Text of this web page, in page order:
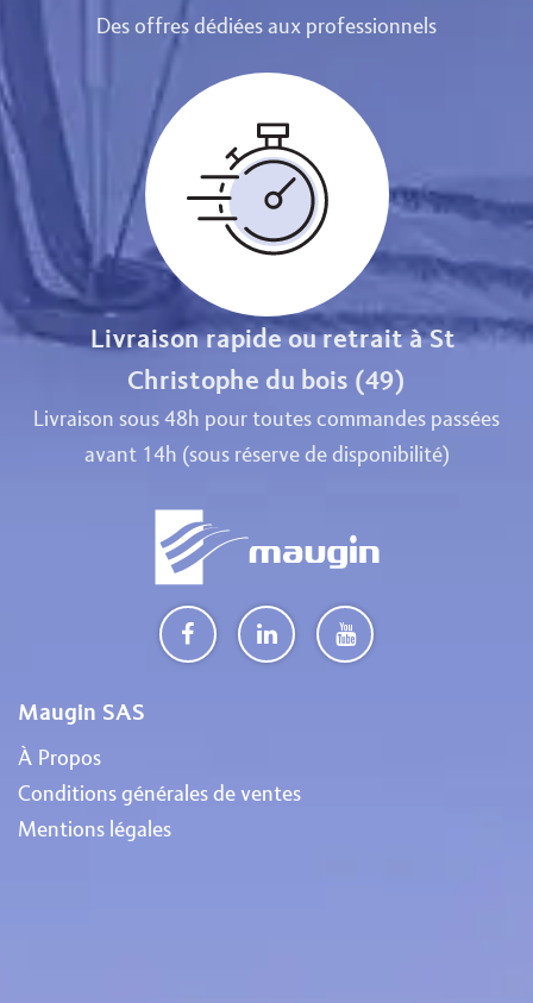
Des offres dédiées aux professionnels
Livraison rapide ou retrait à St
Christophe du bois (49)
Livraison sous 48h pour toutes commandes passées
avant 14h (sous réserve de disponibilité)
Maugin SAS
À Propos
Conditions générales de ventes
Mentions légales